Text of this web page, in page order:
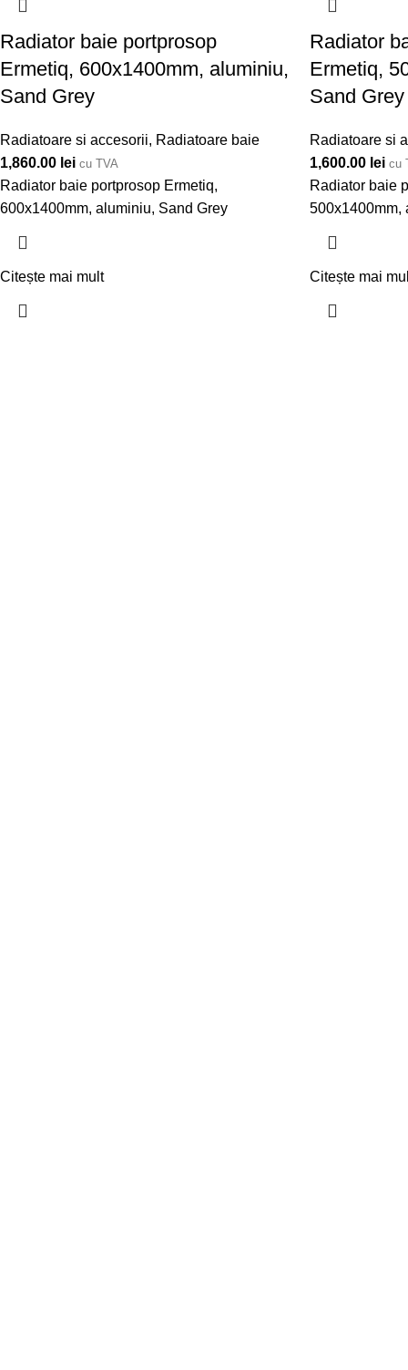
Radiator baie portprosop
Ermetiq, 600x1400mm, aluminiu,
Sand Grey
Radiatoare si accesorii, Radiatoare baie
1,860.00 lei cu TVA
Radiator baie portprosop Ermetiq,
600x1400mm, aluminiu, Sand Grey
Citește mai mult
Radiator
Ermetiq,
Sand Grey
Radiatoare si
1,600.00 lei cu
Radiator baie
500x1400mm,
Citește mai